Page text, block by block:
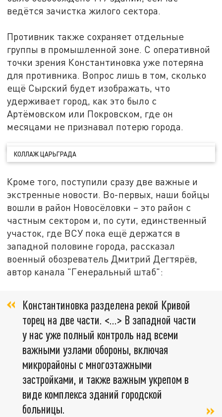
ведётся зачистка жилого сектора.
Противник также сохраняет отдельные
группы в промышленной зоне. С оперативной
точки зрения Константиновка уже потеряна
для противника. Вопрос лишь в том, сколько
ещё Сырский будет изображать, что
удерживает город, как это было с
Артёмовском или Покровском, где он
месяцами не признавал потерю города.
КОЛЛАЖ ЦАРЬГРАДА
Кроме того, поступили сразу две важные и
экстренные новости. Во-первых, наши бойцы
вошли в район Новосёловки – это район с
частным сектором и, по сути, единственный
участок, где ВСУ пока ещё держатся в
западной половине города, рассказал
военный обозреватель Дмитрий Дегтярёв,
автор канала "Генеральный штаб":
Константиновка разделена рекой Кривой
торец на две части. <…> В западной части
у нас уже полный контроль над всеми
важными узлами обороны, включая
микрорайоны с многоэтажными
застройками, и также важным укрепом в
виде комплекса зданий городской
больницы.